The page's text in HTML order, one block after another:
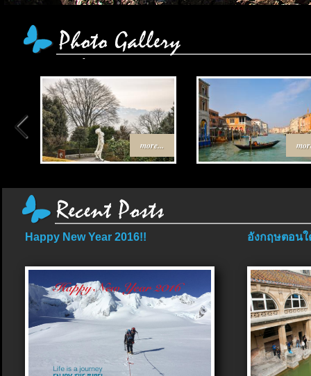
more...
Happy New Year 2016!! อังกฤษตอนใ